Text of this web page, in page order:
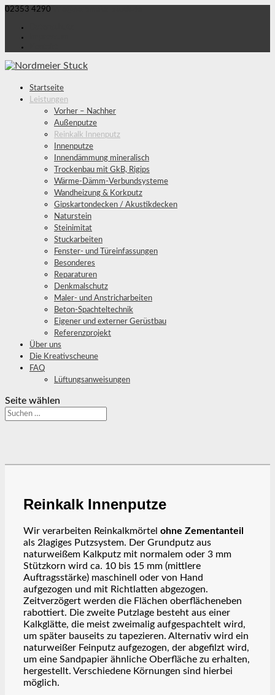
02353 4290
Startseite
Leistungen
Vorher – Nachher
Außenputze
Reinkalk Innenputz
Innenputze
Innendämmung mineralisch
Trockenbau mit GkB, Rigips
Wärme-Dämm-Verbundsysteme
Wandheizung & Korkputz
Gipskartondecken / Akustikdecken
Naturstein
Steinimitat
Stuckarbeiten
Fenster- und Türeinfassungen
Besonderes
Reparaturen
Denkmalschutz
Maler- und Anstricharbeiten
Beton-Spachteltechnik
Eigener und externer Gerüstbau
Referenzprojekt
Über uns
Die Kreativscheune
FAQ
Lüftungsanweisungen
Seite wählen
Reinkalk Innenputze
Wir verarbeiten Reinkalkmörtel ohne Zementanteil
als 2lagiges Putzsystem. Der Grundputz aus
naturweißem Kalkputz mit normalem oder 3 mm
Stützkorn wird ca. 10 bis 15 mm (mittlere
Auftragsstärke) maschinell oder von Hand
aufgezogen und mit Richtlatten abgezogen.
Zeitverzögert werden die Flächen oberflächeneben
rabottiert. Die zweite Putzlage besteht aus einer
Kalkglätte, die meist zweimalig aufgespachtelt wird,
um später bauseits zu tapezieren. Alternativ wird ein
naturweißer Feinputz aufgezogen, der abgefilzt wird,
um eine Sandpapier ähnliche Oberfläche zu erhalten,
hergestellt. Verschiedene Körnungen sind hierbei
möglich.